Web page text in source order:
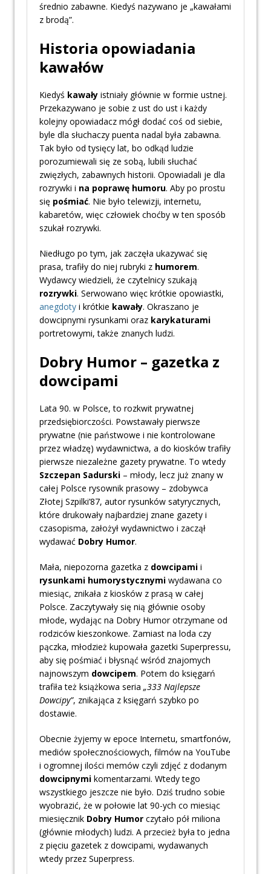
średnio zabawne. Kiedyś nazywano je „kawałami
z brodą”.
Historia opowiadania
kawałów
Kiedyś kawały istniały głównie w formie ustnej.
Przekazywano je sobie z ust do ust i każdy
kolejny opowiadacz mógł dodać coś od siebie,
byle dla słuchaczy puenta nadal była zabawna.
Tak było od tysięcy lat, bo odkąd ludzie
porozumiewali się ze sobą, lubili słuchać
zwięzłych, zabawnych historii. Opowiadali je dla
rozrywki i na poprawę humoru. Aby po prostu
się pośmiać. Nie było telewizji, internetu,
kabaretów, więc człowiek choćby w ten sposób
szukał rozrywki.
Niedługo po tym, jak zaczęła ukazywać się
prasa, trafiły do niej rubryki z humorem.
Wydawcy wiedzieli, że czytelnicy szukają
rozrywki. Serwowano więc krótkie opowiastki,
anegdoty i krótkie kawały. Okraszano je
dowcipnymi rysunkami oraz karykaturami
portretowymi, także znanych ludzi.
Dobry Humor – gazetka z
dowcipami
Lata 90. w Polsce, to rozkwit prywatnej
przedsiębiorczości. Powstawały pierwsze
prywatne (nie państwowe i nie kontrolowane
przez władzę) wydawnictwa, a do kiosków trafiły
pierwsze niezależne gazety prywatne. To wtedy
Szczepan Sadurski – młody, lecz już znany w
całej Polsce rysownik prasowy – zdobywca
Złotej Szpilki’87, autor rysunków satyrycznych,
które drukowały najbardziej znane gazety i
czasopisma, założył wydawnictwo i zaczął
wydawać Dobry Humor.
Mała, niepozorna gazetka z dowcipami i
rysunkami humorystycznymi wydawana co
miesiąc, znikała z kiosków z prasą w całej
Polsce. Zaczytywały się nią głównie osoby
młode, wydając na Dobry Humor otrzymane od
rodziców kieszonkowe. Zamiast na loda czy
pączka, młodzież kupowała gazetki Superpressu,
aby się pośmiać i błysnąć wśród znajomych
najnowszym dowcipem. Potem do księgarń
trafiła też książkowa seria „333 Najlepsze
Dowcipy”, znikająca z księgarń szybko po
dostawie.
Obecnie żyjemy w epoce Internetu, smartfonów,
mediów społecznościowych, filmów na YouTube
i ogromnej ilości memów czyli zdjęć z dodanym
dowcipnymi komentarzami. Wtedy tego
wszystkiego jeszcze nie było. Dziś trudno sobie
wyobrazić, że w połowie lat 90-ych co miesiąc
miesięcznik Dobry Humor czytało pół miliona
(głównie młodych) ludzi. A przecież była to jedna
z pięciu gazetek z dowcipami, wydawanych
wtedy przez Superpress.